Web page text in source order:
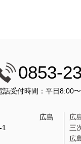
0853-
話受付時間：平日8:00
1
広島
広
三
広